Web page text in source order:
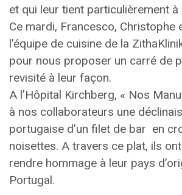
et qui leur tient particulièrement
Ce mardi, Francesco, Christophe
l’équipe de cuisine de la
pour nous proposer un carré de
revisité à leur façon.
A l’Hôpital Kirchberg, « Nos
à nos collaborateurs une
portugaise d’un filet de bar en
noisettes. A travers ce plat, ils
rendre hommage à leur pays
Portugal.